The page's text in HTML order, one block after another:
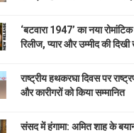
‘बटवारा 1947’ का नया
रिलीज, प्यार और उम्मीद की
राष्ट्रीय हथकरघा दिवस पर
और कारीगरों को किया सम्मानित
संसद में हंगामा: अमित शाह के